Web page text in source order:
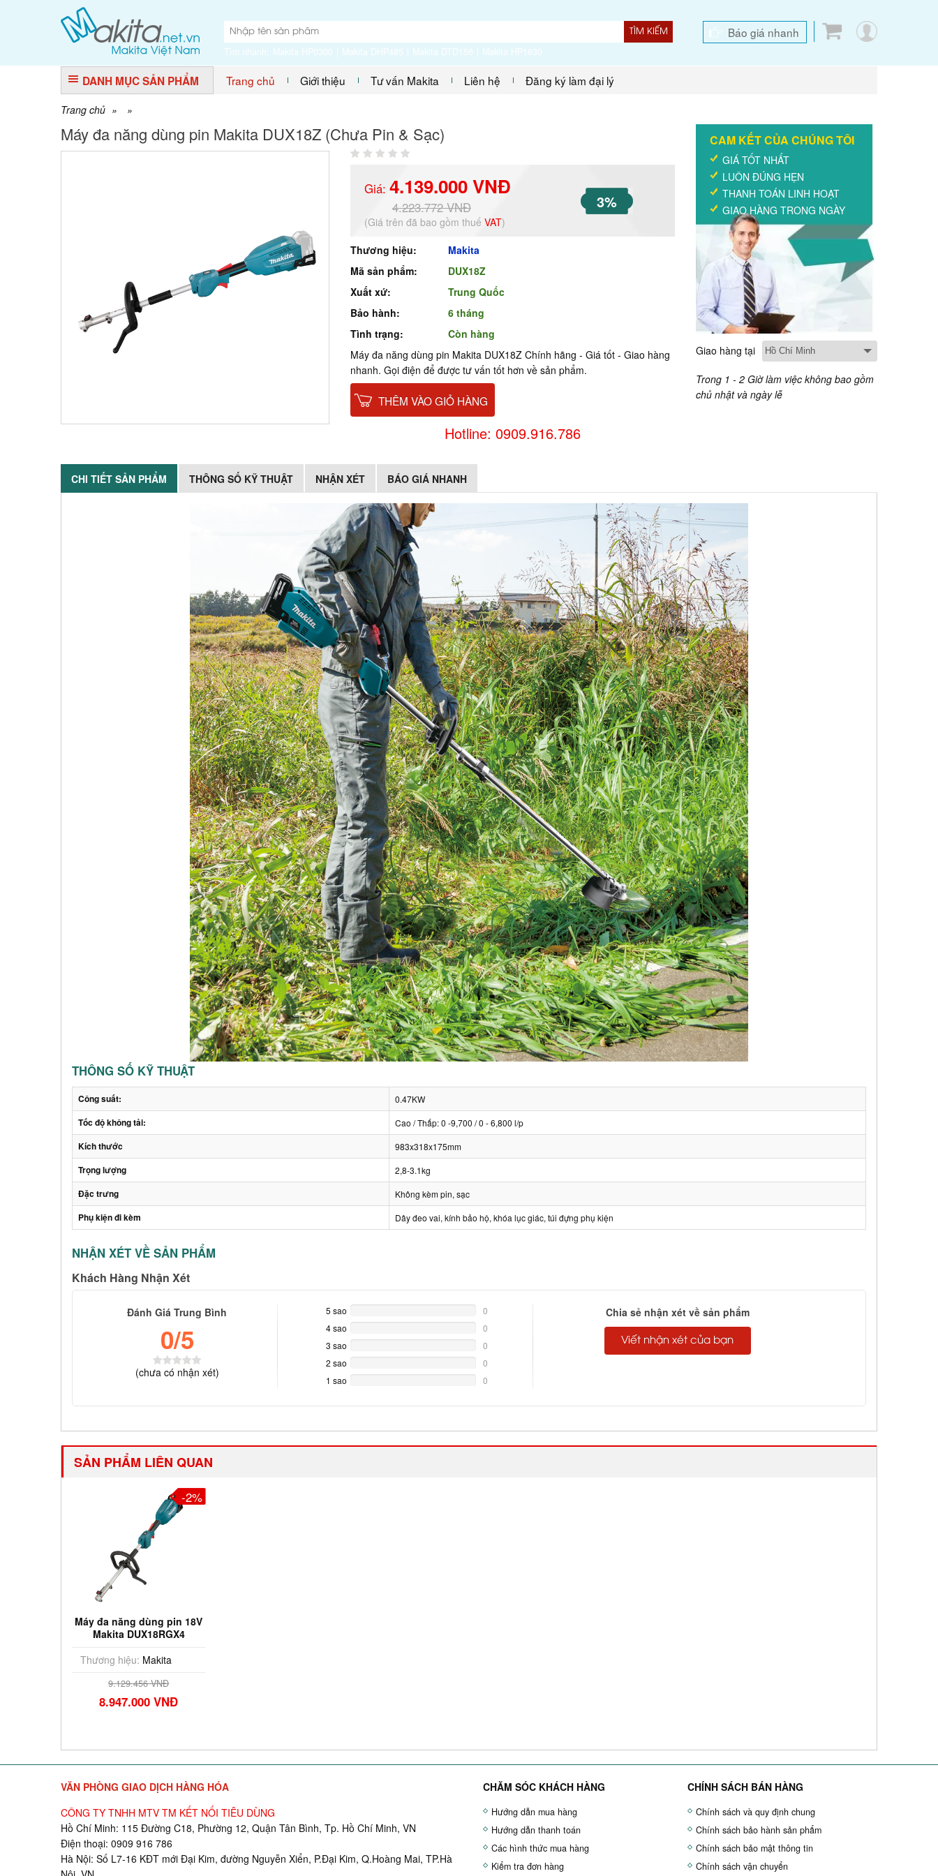
TÌM KIẾM
Tìm nhanh: Makita HP0300 Makita DHP485 Makita DTD156 Makita HP1630
Báo giá nhanh
DANH MỤC SẢN PHẨM Trang chủ Giới thiệu Tư vấn Makita Liên hệ Đăng ký làm đại lý
Trang chủ » »
Máy đa năng dùng pin Makita DUX18Z (Chưa Pin & Sạc)
Giá: 4.139.000 VNĐ
4.223.772 VNĐ 3%
(Giá trên đã bao gồm thuế VAT)
Thương hiệu:
Makita
Mã sản phẩm:
DUX18Z
Xuất xứ:
Trung Quốc
Bảo hành:
6 tháng
Tình trạng:
Còn hàng
Máy đa năng dùng pin Makita DUX18Z Chính hãng - Giá tốt - Giao hàng
nhanh. Gọi điện để được tư vấn tốt hơn về sản phẩm.
THÊM VÀO GIỎ HÀNG
Hotline: 0909.916.786
CAM KẾT CỦA CHÚNG TÔI
GIÁ TỐT NHẤT
LUÔN ĐÚNG HẸN
THANH TOÁN LINH HOẠT
GIAO HÀNG TRONG NGÀY
Giao hàng tại
Trong 1 - 2 Giờ làm việc không bao gồm
chủ nhật và ngày lễ
CHI TIẾT SẢN PHẨM THÔNG SỐ KỸ THUẬT NHẬN XÉT BÁO GIÁ NHANH
THÔNG SỐ KỸ THUẬT
Công suất: 0.47KW
Tốc độ không tải: Cao / Thấp: 0 -9,700 / 0 - 6,800 l/p
Kích thước 983x318x175mm
Trọng lượng 2,8-3.1kg
Đặc trưng Không kèm pin, sạc
Phụ kiện đi kèm Dây đeo vai, kính bảo hộ, khóa lục giác, túi đựng phụ kiện
NHẬN XÉT VỀ SẢN PHẨM
Khách Hàng Nhận Xét
Đánh Giá Trung Bình
0/5
(chưa có nhận xét)
5 sao
Complete
0
4 sao
Complete
0
3 sao
Complete
0
2 sao
Complete
0
1 sao
0
Chia sẻ nhận xét về sản phẩm
Viết nhận xét của bạn
SẢN PHẨM LIÊN QUAN
Máy đa năng dùng pin 18V
Makita DUX18RGX4
Thương hiệu: Makita
9.129.456 VNĐ
8.947.000 VNĐ
-2%
VĂN PHÒNG GIAO DỊCH HÀNG HÓA
CÔNG TY TNHH MTV TM KẾT NỐI TIÊU DÙNG
Hồ Chí Minh: 115 Đường C18, Phường 12, Quận Tân Bình, Tp. Hồ Chí Minh, VN
Điện thoại: 0909 916 786
Hà Nội: Số L7-16 KĐT mới Đại Kim, đường Nguyễn Xiển, P.Đại Kim, Q.Hoàng Mai, TP.Hà
CHĂM SÓC KHÁCH HÀNG
Hướng dẫn mua hàng
Hướng dẫn thanh toán
Các hình thức mua hàng
Kiểm tra đơn hàng
CHÍNH SÁCH BÁN HÀNG
Chính sách và quy định chung
Chính sách bảo hành sản phẩm
Chính sách bảo mật thông tin
Chính sách vận chuyển